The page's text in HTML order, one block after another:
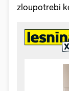
zloupotrebi